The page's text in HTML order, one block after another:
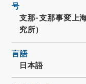
号
支那-支那事変上
究所）
言語
日本語